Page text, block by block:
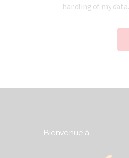
handling of my data.
Bienvenue à